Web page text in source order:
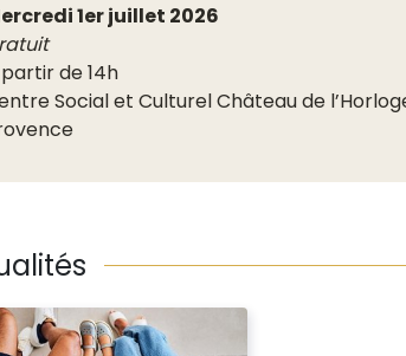
1er juillet 2026
de 14h
Social et Culturel Château de